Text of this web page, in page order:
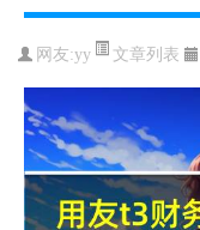
网友:yy 文章列表